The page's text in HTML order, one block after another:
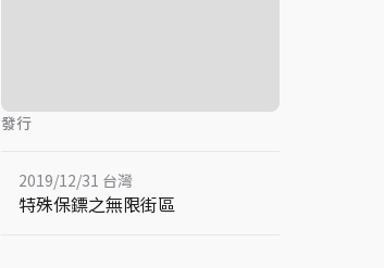
發行
2019/12/31 台灣
特殊保鏢之無限街區